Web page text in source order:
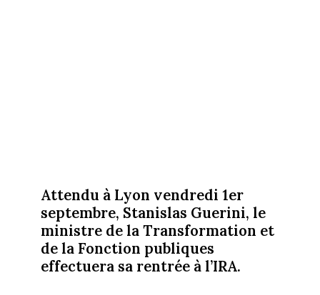
Attendu à Lyon vendredi 1er
septembre, Stanislas Guerini, le
ministre de la Transformation et
de la Fonction publiques
effectuera sa rentrée à l’IRA.